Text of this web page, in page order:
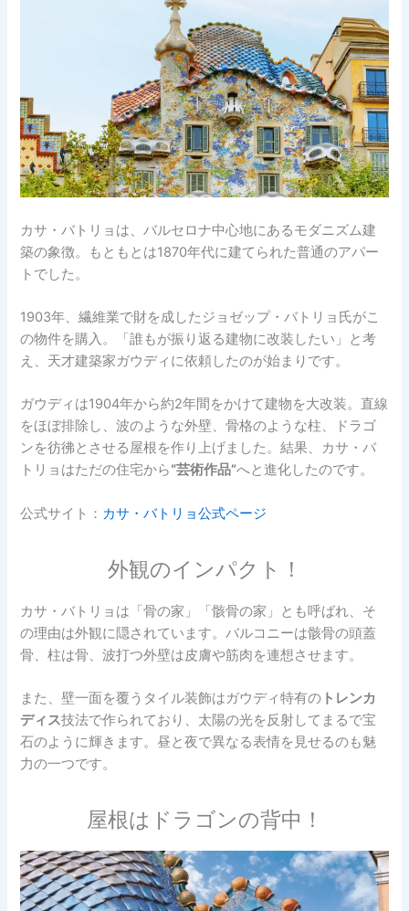
カサ・バトリョは、バルセロナ中心地にあるモダニズム建
築の象徴。もともとは1870年代に建てられた普通のアパー
トでした。
1903年、繊維業で財を成したジョゼップ・バトリョ氏がこ
の物件を購入。「誰もが振り返る建物に改装したい」と考
え、天才建築家ガウディに依頼したのが始まりです。
ガウディは1904年から約2年間をかけて建物を大改装。直線
をほぼ排除し、波のような外壁、骨格のような柱、ドラゴ
ンを彷彿とさせる屋根を作り上げました。結果、カサ・バ
トリョはただの住宅から“芸術作品”へと進化したのです。
公式サイト： カサ・バトリョ公式ページ
外観のインパクト！
カサ・バトリョは「骨の家」「骸骨の家」とも呼ばれ、そ
の理由は外観に隠されています。バルコニーは骸骨の頭蓋
骨、柱は骨、波打つ外壁は皮膚や筋肉を連想させます。
また、壁一面を覆うタイル装飾はガウディ特有の トレンカ
ディス技法で作られており、太陽の光を反射してまるで宝
石のように輝きます。昼と夜で異なる表情を見せるのも魅
力の一つです。
屋根はドラゴンの背中！